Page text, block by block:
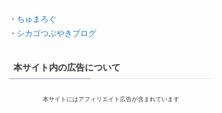
・ ちゅまろぐ
・ シカゴつぶやきブログ
本サイト内の広告について
本サイトにはアフィリエイト広告が含まれています